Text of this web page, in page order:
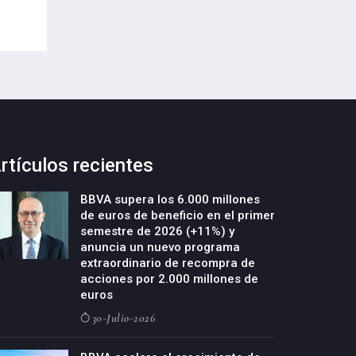
recientes
BBVA supera los 6.000 millones
de euros de beneficio en el primer
semestre de 2026 (+11%) y
anuncia un nuevo programa
extraordinario de recompra de
acciones por 2.000 millones de
euros
30-Julio-2026